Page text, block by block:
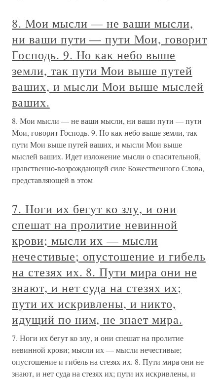
8. Мои мысли — не ваши мысли,
ни ваши пути — пути Мои, говорит
Господь. 9. Но как небо выше
земли, так пути Мои выше путей
ваших, и мысли Мои выше мыслей
ваших.
8. Мои мысли — не ваши мысли, ни ваши пути — пути
Мои, говорит Господь. 9. Но как небо выше земли, так
пути Мои выше путей ваших, и мысли Мои выше
мыслей ваших. Идет изложение мысли о спасительной,
нравственно-возрождающей силе Божественного Слова,
представляющей в этом
7. Ноги их бегут ко злу, и они
спешат на пролитие невинной
крови; мысли их — мысли
нечестивые; опустошение и гибель
на стезях их. 8. Пути мира они не
знают, и нет суда на стезях их;
пути их искривлены, и никто,
идущий по ним, не знает мира.
7. Ноги их бегут ко злу, и они спешат на пролитие
невинной крови; мысли их — мысли нечестивые;
опустошение и гибель на стезях их. 8. Пути мира они не
знают, и нет суда на стезях их; пути их искривлены, и